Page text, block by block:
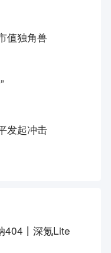
值独角兽
发起冲击
404丨深氪Lite